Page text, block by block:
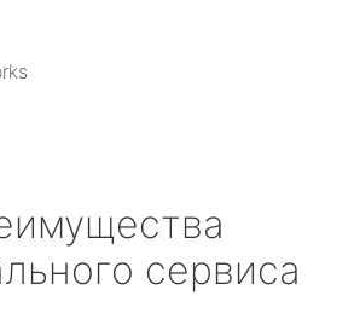
сервиса